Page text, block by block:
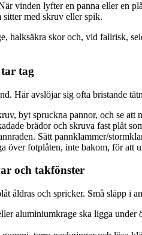
vinden lyfter en panna eller en
med skruv eller spik.
halksäkra skor och, vid fallrisk,
tag
Här avslöjar sig ofta bristande
byt spruckna pannor, och se att
brädor och skruva fast plåt
Sätt pannklammer/
över fotplåten, inte bakom, för att
och takfönster
åldras och spricker. Små släpp i
aluminiumkrage ska ligga